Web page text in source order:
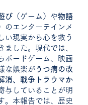
び （ゲーム）や物語
のエンターテインメ
い現実から心を救う
ました。現代では、
ボードゲーム、映画
な娯楽が うつ病の改
消、戦争トラウマか
与していることが明
。本報告では、歴史